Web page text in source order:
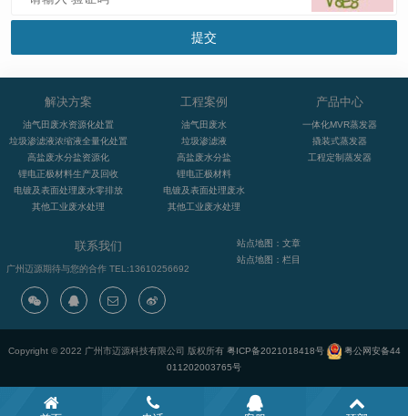
解决方案
油气田废水资源化处置
垃圾渗滤液浓缩液全量化处置
高盐废水分盐资源化
锂电正极材料生产及回收
电镀及表面处理废水零排放
其他工业废水处理
工程案例
油气田废水
垃圾渗滤液
高盐废水分盐
锂电正极材料
电镀及表面处理废水
其他工业废水处理
产品中心
一体化MVR蒸发器
撬装式蒸发器
工程定制蒸发器
联系我们
广州迈源期待与您的合作 TEL:13610256692
站点地图：文章
站点地图：栏目
Copyright © 2022 广州市迈源科技有限公司 版权所有 粤ICP备2021018418号
粤公网安备44
011202003765号